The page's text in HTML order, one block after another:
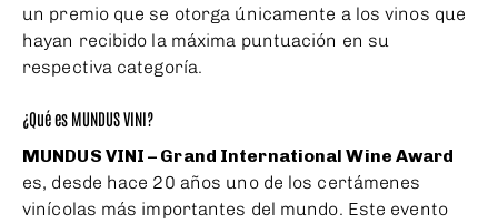
un premio que se otorga únicamente a los vinos que
hayan recibido la máxima puntuación en su
respectiva categoría.
¿Qué es MUNDUS VINI?
MUNDUS VINI – Grand International Wine Award
es, desde hace 20 años uno de los certámenes
vinícolas más importantes del mundo. Este evento